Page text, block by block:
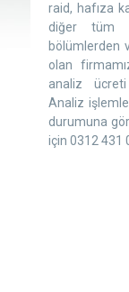
raid, hafıza
diğer tüm
bölümlerden
olan
analiz ücreti
Analiz
durumuna
için 0312 431